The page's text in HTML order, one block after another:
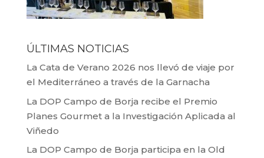
ÚLTIMAS NOTICIAS
La Cata de Verano 2026 nos llevó de viaje por
el Mediterráneo a través de la Garnacha
La DOP Campo de Borja recibe el Premio
Planes Gourmet a la Investigación Aplicada al
Viñedo
La DOP Campo de Borja participa en la Old